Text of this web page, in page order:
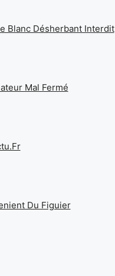
Blanc Désherbant Interdit
Mal Fermé
Du Figuier